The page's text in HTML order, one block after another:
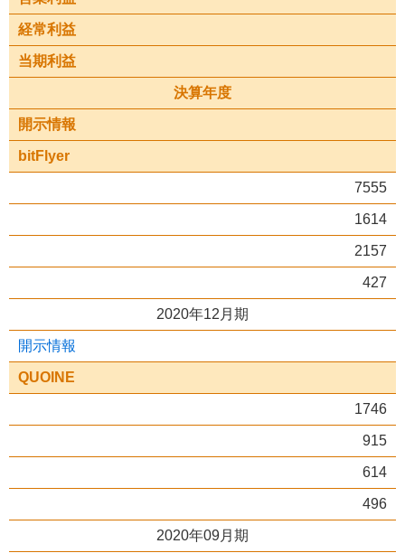
経常利益
当期利益
決算年度
開示情報
bitFlyer
7555
1614
2157
427
2020年12月期
開示情報
QUOINE
1746
915
614
496
2020年09月期